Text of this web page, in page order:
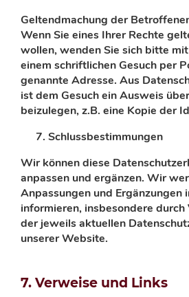
Geltendmachung der
Wenn Sie eines Ihrer Rechte
wollen, wenden Sie sich bitte mit
einem schriftlichen Gesuch per
genannte Adresse. Aus
istdem Gesuch ein Ausweis
beizulegen, z.B. eine Kopie der
Schlussbestimmungen
Wir können diese
anpassen und ergänzen. Wir
Anpassungen und Ergänzungen
informieren, insbesondere durch
der jeweils aktuellen
unserer Website.
7. Verweise und Links